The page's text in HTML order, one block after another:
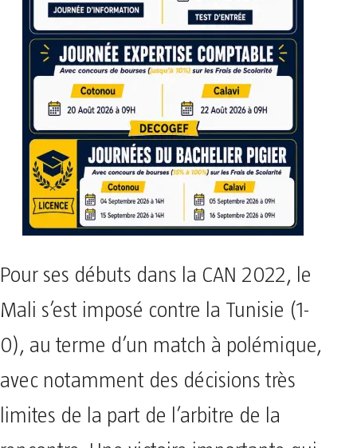
Pour ses débuts dans la CAN 2022, le
Mali s’est imposé contre la Tunisie (1-
0), au terme d’un match à polémique,
avec notamment des décisions très
limites de la part de l’arbitre de la